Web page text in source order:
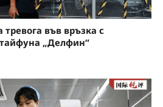
във връзка с
„Делфин“